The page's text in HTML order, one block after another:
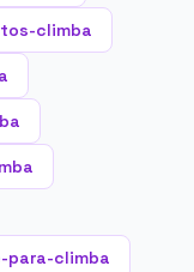
climba
climba